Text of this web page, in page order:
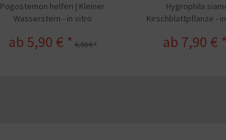
Pogostemon helferi | Kleiner
Wasserstern - in vitro
ab 5,90 € * 6,90 € *
Hygrophila
Kirschblattpflanze -
ab 7,90 € *